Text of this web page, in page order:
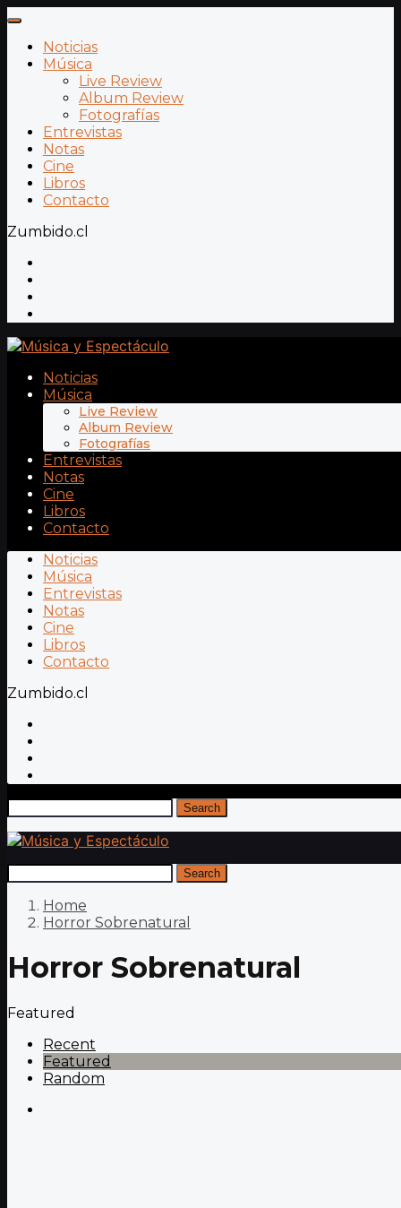
Noticias
Música
Live Review
Album Review
Fotografías
Entrevistas
Notas
Cine
Libros
Contacto
Zumbido.cl
Noticias
Música
Live Review
Album Review
Fotografías
Entrevistas
Notas
Cine
Libros
Contacto
Noticias
Música
Entrevistas
Notas
Cine
Libros
Contacto
Zumbido.cl
Search
Search
Home
Horror Sobrenatural
Horror Sobrenatural
Featured
Recent
Featured
Random